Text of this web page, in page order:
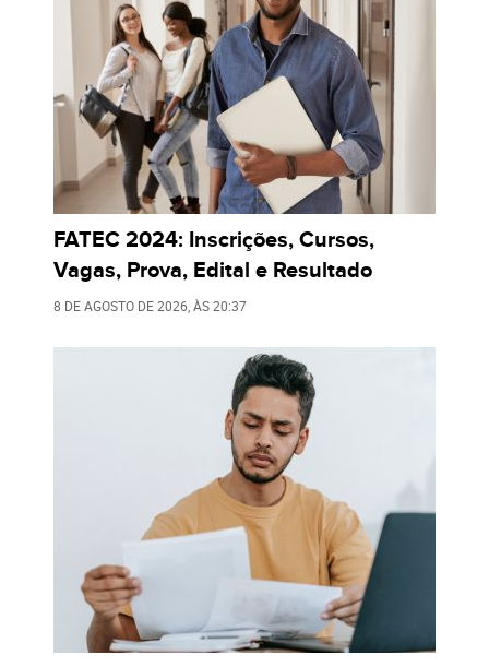
FATEC 2024: Inscrições, Cursos,
Vagas, Prova, Edital e Resultado
8 DE AGOSTO DE 2026 , ÀS20:37